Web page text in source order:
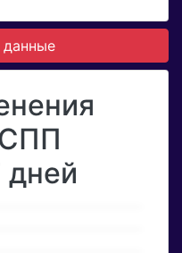
данные
дней